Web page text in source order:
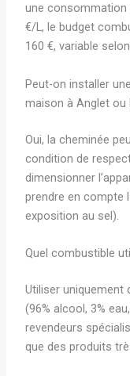
une consommation
€/L, le budget
160 €, variable
Peut-on installer
maison à Anglet ou
Oui, la cheminée
condition de
dimensionner
prendre en compte
exposition au sel).
Quel combustible
Utiliser uniquement
(96% alcool, 3%
revendeurs
que des produits